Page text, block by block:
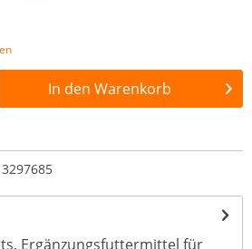
In den Warenkorb
3297685
Ergänzungsfuttermittel für